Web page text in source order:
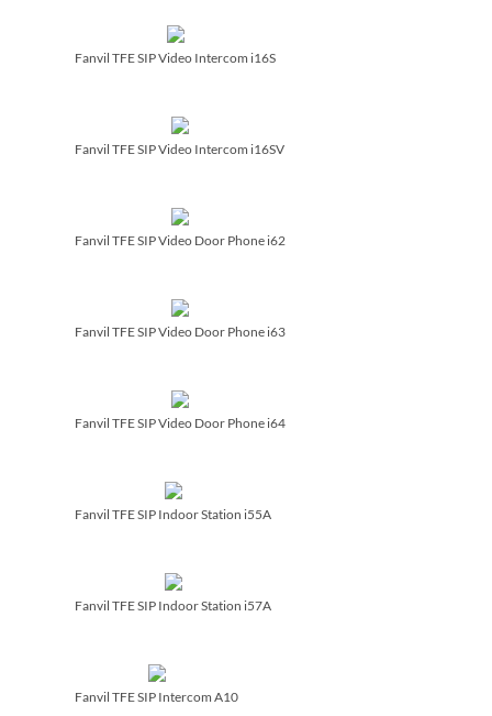
Fanvil TFE SIP Video Intercom i16S
Fanvil TFE SIP Video Intercom i16SV
Fanvil TFE SIP Video Door Phone i62
Fanvil TFE SIP Video Door Phone i63
Fanvil TFE SIP Video Door Phone i64
Fanvil TFE SIP Indoor Station i55A
Fanvil TFE SIP Indoor Station i57A
Fanvil TFE SIP Intercom A10